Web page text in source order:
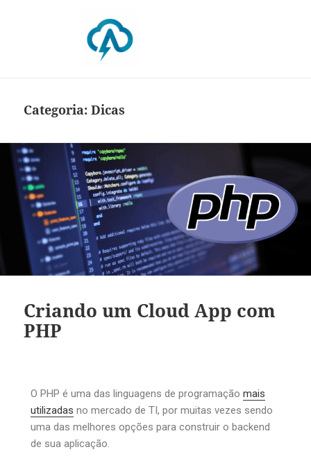
Categoria:Dicas
Criando um Cloud App com
PHP
O PHP é uma das linguagens de programaçãomais
utilizadas no mercado de TI, por muitas vezes sendo
uma das melhores opções para construir o backend
de sua aplicação.